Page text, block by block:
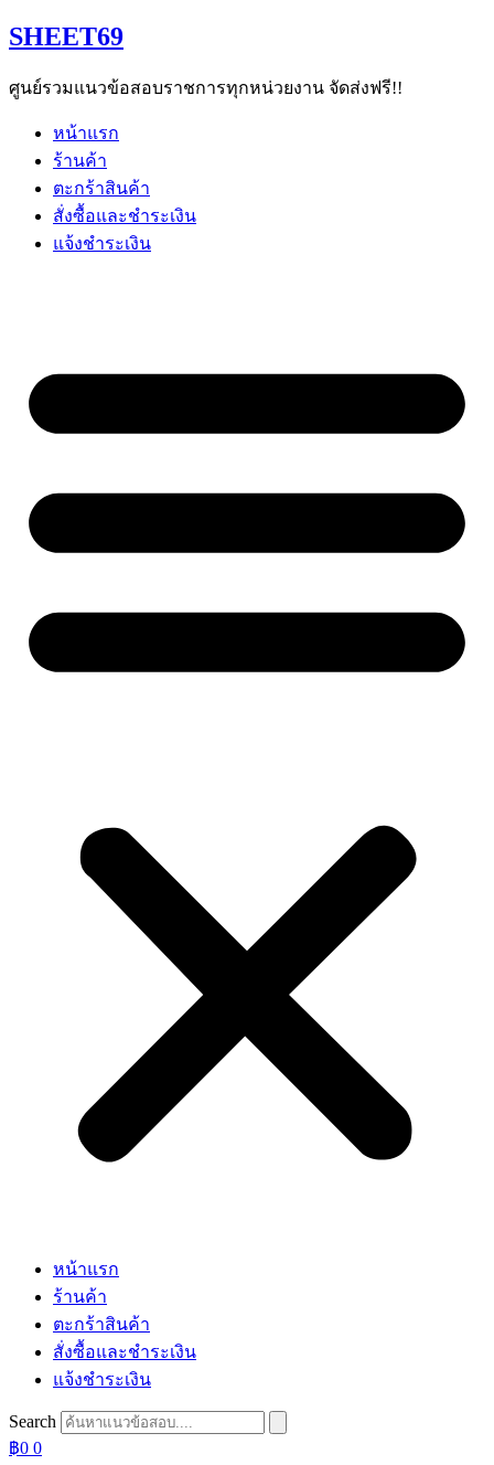
Skip
to
SHEET69
ศูนย์รวมแนวข้อสอบราชการทุกหน่วยงาน จัดส่งฟรี!!
หน้าแรก
ร้านค้า
ตะกร้าสินค้า
สั่งซื้อและชำระเงิน
แจ้งชำระเงิน
หน้าแรก
ร้านค้า
ตะกร้าสินค้า
สั่งซื้อและชำระเงิน
แจ้งชำระเงิน
Search
฿0 0